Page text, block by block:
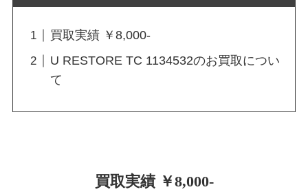
買取実績 ￥8,000-
U RESTORE TC 1134532のお買取につい
て
買取実績 ￥8,000-